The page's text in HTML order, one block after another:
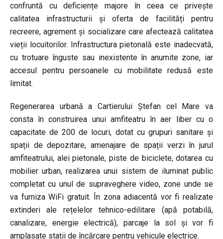
confruntă cu deficiențe majore în ceea ce privește
calitatea infrastructurii și oferta de facilități pentru
recreere, agrement și socializare care afectează calitatea
vieții locuitorilor. Infrastructura pietonală este inadecvată,
cu trotuare înguste sau inexistente în anumite zone, iar
accesul pentru persoanele cu mobilitate redusă este
limitat.
Regenerarea urbană a Cartierului Ștefan cel Mare va
consta în construirea unui amfiteatru în aer liber cu o
capacitate de 200 de locuri, dotat cu grupuri sanitare și
spații de depozitare, amenajare de spații verzi în jurul
amfiteatrului, alei pietonale, piste de biciclete, dotarea cu
mobilier urban, realizarea unui sistem de iluminat public
completat cu unul de supraveghere video, zone unde se
va furniza WiFi gratuit. În zona adiacentă vor fi realizate
extinderi ale rețelelor tehnico-edilitare (apă potabilă,
canalizare, energie electrică), parcaje la sol și vor fi
amplasate stații de încărcare pentru vehicule electrice.